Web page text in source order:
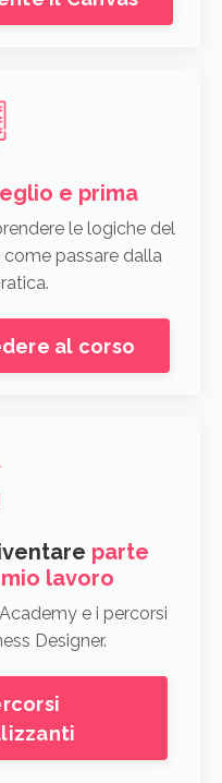
e prima
le logiche del
come passare dalla
al corso
parte
lavoro
e i percorsi
Designer.